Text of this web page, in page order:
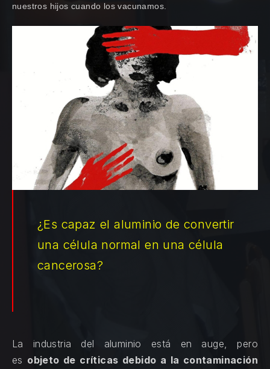
nuestros hijos cuando los vacunamos.
¿Es capaz el aluminio de convertir
una célula normal en una célula
cancerosa?
La industria del aluminio está en auge, pero
es objeto de críticas debido a la contaminación